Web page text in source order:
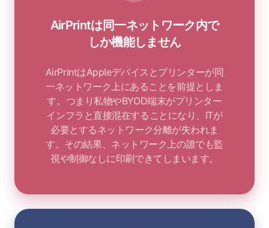
AirPrintは同一ネットワーク内で
しか機能しません
AirPrintはAppleデバイスとプリンターが同
一ネットワーク上にあることを前提としま
す。つまり私物やBYOD端末がプリンター
インフラと直接混在することになり、ITが
必要とするネットワーク分離が失われま
す。その結果、ネットワーク上の誰でも監
視や制御なしに印刷できてしまいます。